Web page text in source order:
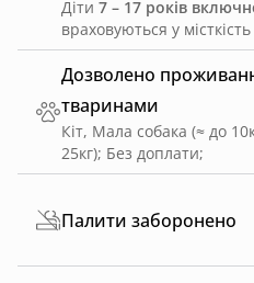
Дозволено
тваринами
Кіт, Мала собака (≈ до
25кг); Без доплати;
Діти 7 – 17 років
враховуються у
Палити заборонено